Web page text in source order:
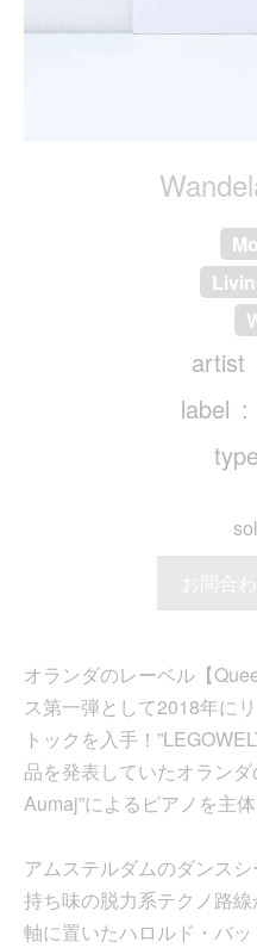
artist
label
type
お問合
オランダのレーベル【
ス第一弾として2018年に
トックを入手！
品を発表していたオラン
Aumaj”によるピアノを主
アムステルダムのダンスシ
持ち味の脱力系テクノ路
軸に置いたハロルド・バッ